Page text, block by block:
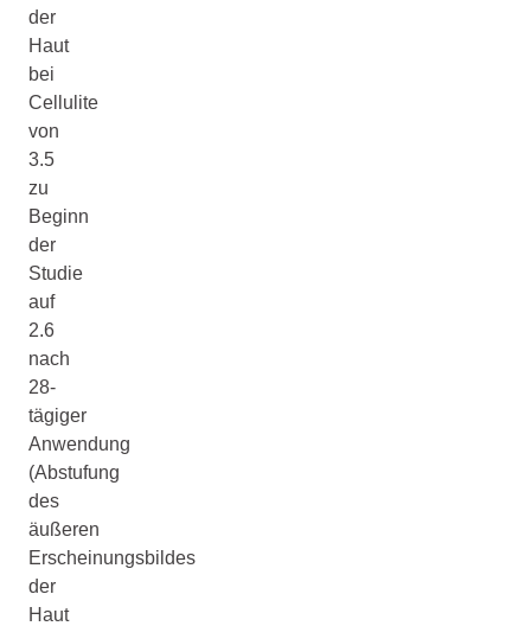
der
Haut
bei
Cellulite
von
3.5
zu
Beginn
der
Studie
auf
2.6
nach
28-
tägiger
Anwendung
(Abstufung
des
äußeren
Erscheinungsbildes
der
Haut